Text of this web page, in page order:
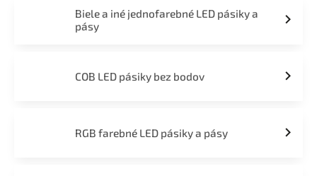
Biele a iné jednofarebné LED pásiky a
pásy
COB LED pásiky bez bodov
RGB farebné LED pásiky a pásy